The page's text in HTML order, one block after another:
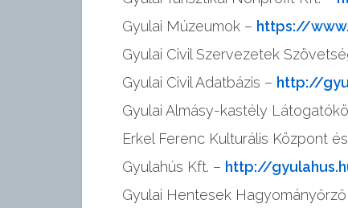
Gyulai Múzeumok – https://
Gyulai Civil Szervezetek
Gyulai Civil Adatbázis – http://
Gyulai Almásy-kastély
Erkel Ferenc Kulturális Központ
Gyulahús Kft. – http://
Gyulai Hentesek